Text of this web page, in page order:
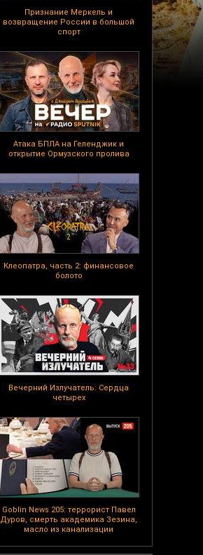
Признание Меркель и
возвращение России в большой
спорт
Атака БПЛА на Геленджик и
открытие Ормузского пролива
Клеопатра, часть 2: финансовое
болото
Вечерний Излучатель: Сердца
четырех
Goblin News 205: террорист Павел
Дуров, смерть академика Зезина,
масло из канализации